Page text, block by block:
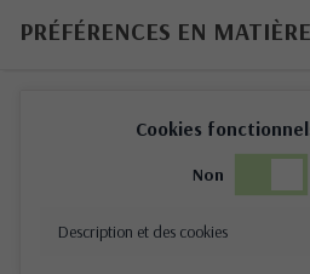
PRÉFÉRENCES EN
Cookies
Non
Description et des cookies